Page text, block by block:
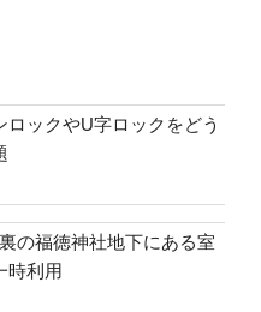
ロックやU字ロックをどう
の福徳神社地下にある室
時利用